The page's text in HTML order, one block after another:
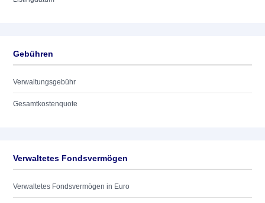
Gebühren
Verwaltungsgebühr
Gesamtkostenquote
Verwaltetes Fondsvermögen
Verwaltetes Fondsvermögen in Euro